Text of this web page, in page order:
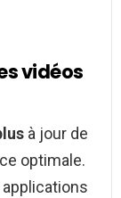
vidéos
à jour de
optimale.